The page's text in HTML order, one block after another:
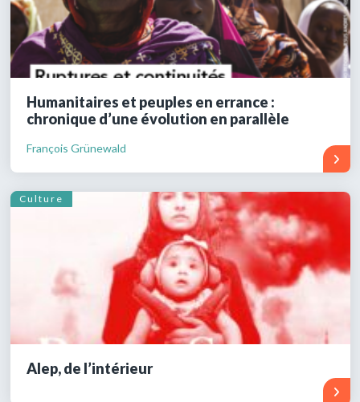
Humanitaires et peuples en errance :
chronique d’une évolution en parallèle
François Grünewald
Culture
Alep, de l’intérieur